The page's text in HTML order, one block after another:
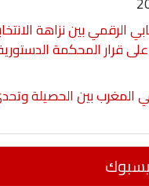
الرقمي بين نزاهة
قرار المحكمة الدستورية رقم
بين الحصيلة